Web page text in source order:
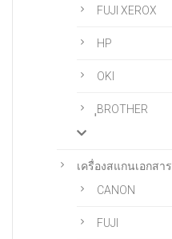
FUJI XEROX
HP
OKI
ฺฺBROTHER
เครื่องสแกนเอกสาร
CANON
FUJI